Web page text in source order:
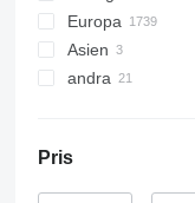
Europa
Rumänien
Danmark
Asien
Turkiet
andra
Pris